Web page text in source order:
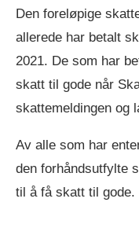
Den foreløpige
allerede har betalt
2021. De som har
skatt til gode når
skattemeldingen og
Av alle som har
den forhåndsutfylte
til å få skatt til gode.